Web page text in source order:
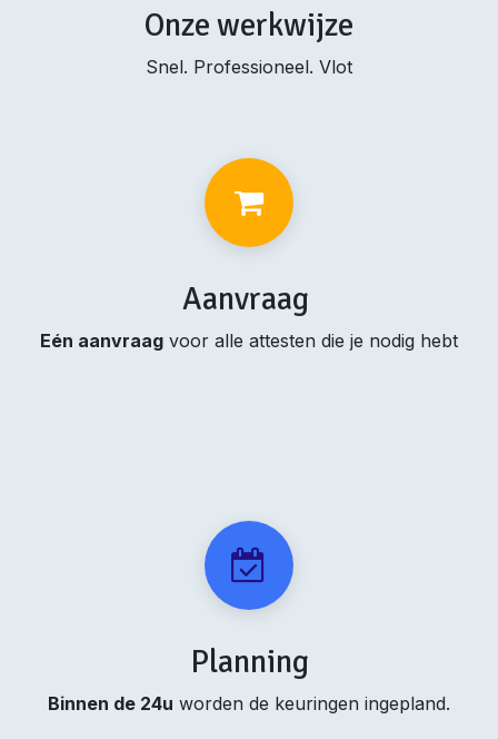
Onze werkwijze
Snel. Professioneel. Vlot
Aanvraag
Eén aanvraag voor alle attesten die je nodig hebt
Planning
Binnen de 24u worden de keuringen ingepland.